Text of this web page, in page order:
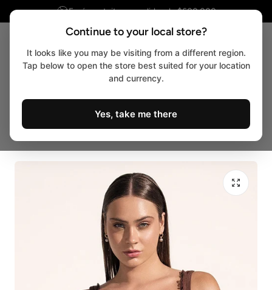
al contenido Envío gratuito en pedidos de $600.000
Carro
Hogar
Continue to your local store?
It looks like you may be visiting from a different region.
Tap below to open the store best suited for your location
and currency.
Yes, take me there